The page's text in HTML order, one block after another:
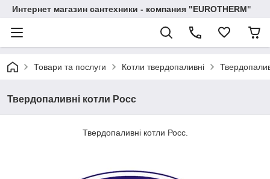
Интернет магазин сантехники - компания "EUROTHERM"
Товари та послуги Котли твердопаливні
Твердопаливні котли Росс
Твердопаливні котли Росс.